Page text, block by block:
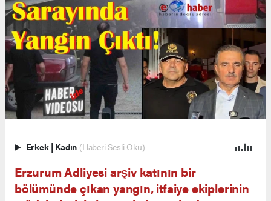
Erkek | Kadın (Haberi Sesli Oku)
Erzurum Adliyesi arşiv katının bir
bölümünde çıkan yangın, itfaiye ekiplerinin